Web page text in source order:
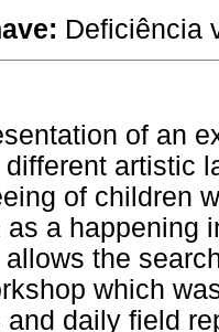
Deficiência
of an
artistic
of children
as a happening
the
which
and daily field